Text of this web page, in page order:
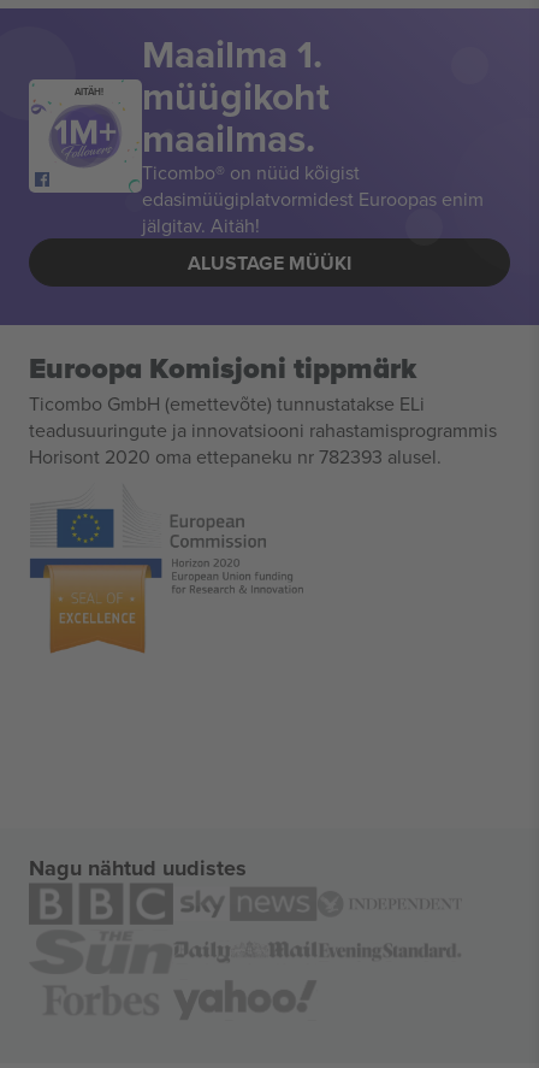
AITÄH!
Maailma 1.
müügikoht
maailmas.
Ticombo® on nüüd kõigist
edasimüügiplatvormidest Euroopas enim
jälgitav. Aitäh!
ALUSTAGE MÜÜKI
Euroopa Komisjoni tippmärk
Ticombo GmbH (emettevõte) tunnustatakse ELi
teadusuuringute ja innovatsiooni rahastamisprogrammis
Horisont 2020 oma ettepaneku nr 782393 alusel.
Nagu nähtud uudistes